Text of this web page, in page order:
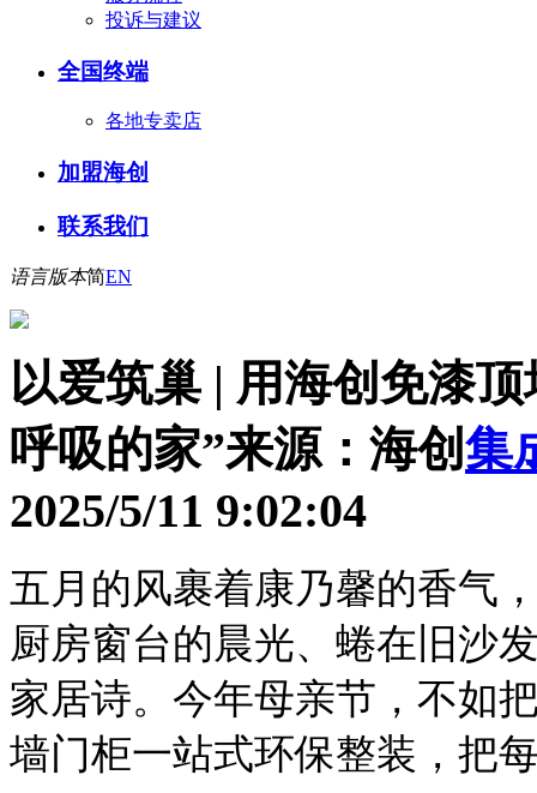
投诉与建议
全国终端
各地专卖店
加盟海创
联系我们
语言版本简EN
以爱筑巢 | 用海创免漆
呼吸的家”来源：海创集
2025/5/11 9:02:04
五月的风裹着康乃馨的香气
厨房窗台的晨光、蜷在旧沙
家居诗。今年母亲节，不如
墙门柜一站式环保整装，把